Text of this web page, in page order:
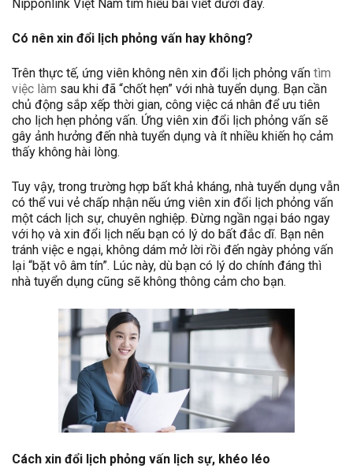
Nipponlink Việt Nam tìm hiểu bài viết dưới đây.
Có nên xin đổi lịch phỏng vấn hay không?
Trên thực tế, ứng viên không nên xin đổi lịch phỏng vấn tìm
việc làm sau khi đã “chốt hẹn” với nhà tuyển dụng. Bạn cần
chủ động sắp xếp thời gian, công việc cá nhân để ưu tiên
cho lịch hẹn phỏng vấn. Ứng viên xin đổi lịch phỏng vấn sẽ
gây ảnh hưởng đến nhà tuyển dụng và ít nhiều khiến họ cảm
thấy không hài lòng.
Tuy vậy, trong trường hợp bất khả kháng, nhà tuyển dụng vẫn
có thể vui vẻ chấp nhận nếu ứng viên xin đổi lịch phỏng vấn
một cách lịch sự, chuyên nghiệp. Đừng ngần ngại báo ngay
với họ và xin đổi lịch nếu bạn có lý do bất đắc dĩ. Bạn nên
tránh việc e ngại, không dám mở lời rồi đến ngày phỏng vấn
lại “bặt vô âm tín”. Lúc này, dù bạn có lý do chính đáng thì
nhà tuyển dụng cũng sẽ không thông cảm cho bạn.
Cách xin đổi lịch phỏng vấn lịch sự, khéo léo